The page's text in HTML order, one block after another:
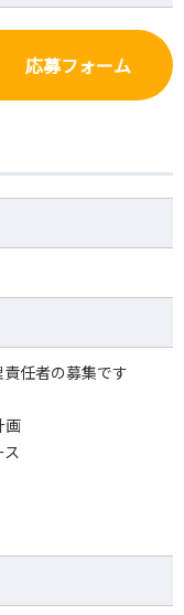
応募フォーム
任者の募集です
画